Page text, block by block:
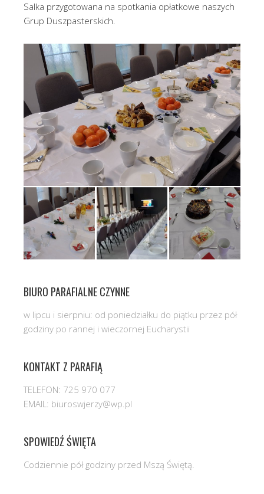
Salka przygotowana na spotkania opłatkowe naszych
Grup Duszpasterskich.
BIURO PARAFIALNE CZYNNE
w lipcu i sierpniu: od poniedziałku do piątku przez pół
godziny po rannej i wieczornej Eucharystii
KONTAKT Z PARAFIĄ
TELEFON: 725 970 077
EMAIL: biuroswjerzy@wp.pl
SPOWIEDŹ ŚWIĘTA
Codziennie pół godziny przed Mszą Świętą.